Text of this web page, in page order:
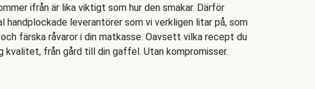
ifrån är lika viktigt som hur den smakar. Därför
handplockade leverantörer som vi verkligen litar på, som
färska råvaror i din matkasse. Oavsett vilka recept du
kvalitet, från gård till din gaffel. Utan kompromisser.